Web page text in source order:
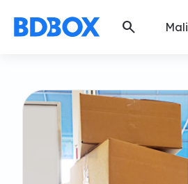
search